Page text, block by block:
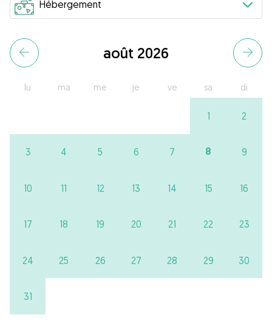
août 2026
lu ma me je ve sa di
1 2
3 4 5 6 7 8 9
10 11 12 13 14 15 16
17 18 19 20 21 22 23
24 25 26 27 28 29 30
31